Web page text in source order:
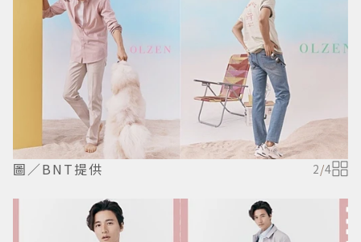
圖／BNT提供 2/4